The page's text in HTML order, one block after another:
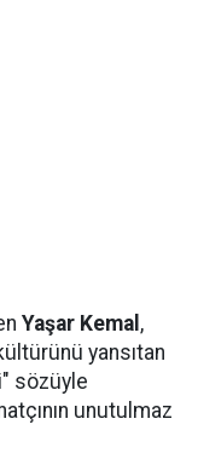
Yaşar Kemal ,
yansıtan
sözüyle
unutulmaz